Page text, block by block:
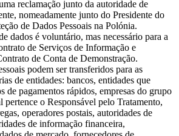
reclamação junto da autoridade de
nomeadamente junto do Presidente do
de Dados Pessoais na Polónia.
dados é voluntário, mas necessário para a
de Serviços de Informação e
de Conta de Demonstração.
podem ser transferidos para as
de entidades: bancos, entidades que
de pagamentos rápidos, empresas do grupo
pertence o Responsável pelo Tratamento,
operadores postais, autoridades de
de informação financeira,